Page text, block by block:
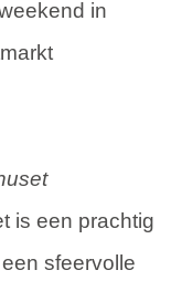
in
is een prachtig
sfeervolle